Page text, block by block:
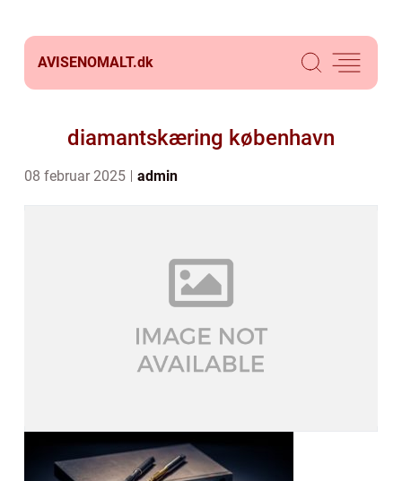
AVISENOMALT.dk
diamantskæring københavn
08 februar 2025 admin